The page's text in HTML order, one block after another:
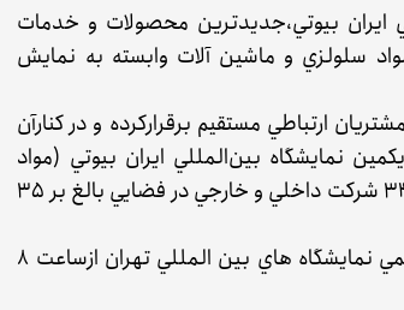
ايران بيوتي،جديدترين محصولات و خدمات
سلولزي و ماشين آلات وابسته به نمايش
ارتباطي مستقيم برقراركرده و در كنارآن
نمايشگاه بين‌المللي ايران بيوتي (مواد
شوينده، آرايشي، بهداشتي، سلولزي و ماشين آلات وابسته) با حضور ۳۴۰ شركت داخلي و خارجي در فضايي بالغ بر ۳۵
شركت بيمه سامان در كنار بانك سامان در سالن 6 غرفه 601 محل دائمي نمايشگاه هاي بين المللي تهران ازساعت ۸